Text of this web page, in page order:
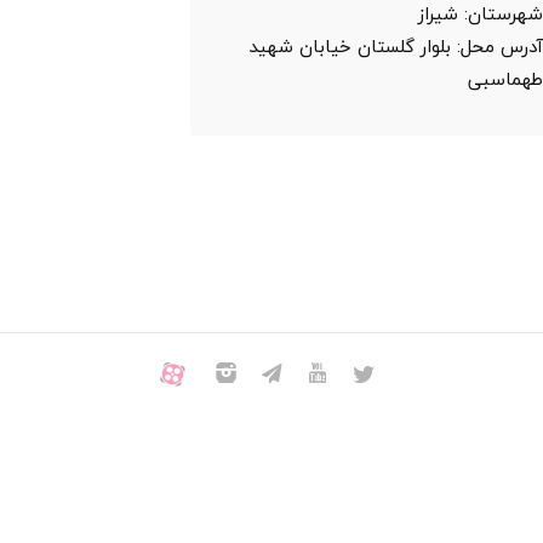
شهرستان: شیراز
آدرس محل: بلوار گلستان خیابان شهید
طهماسبی